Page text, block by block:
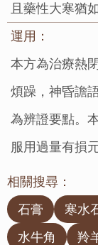
且藥性大寒猶
運用：
本方為治療熱
煩躁，神昏譫
為辨證要點。
服用過量有損
相關搜尋：
石膏
寒水
水牛角
羚